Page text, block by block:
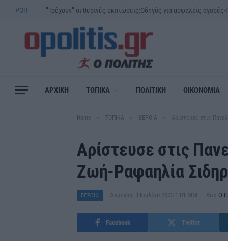
ΡΟΗ
ΑΡΧΙΚΗ ΤΟΠΙΚΑ ΠΟΛΙΤΙΚΗ ΟΙΚΟΝΟΜΙΑ
Home ΤΟΠΙΚΑ ΒΕΡΟΙΑ Αρίστευσε στις
Αρίστευσε στις
Ζωή-Ραφαηλία
ΒΕΡΟΙΑ Δευτέρα, 3 Ιουλίου 2023 1:01 ΜΜ Από Ο
Facebook Twitter